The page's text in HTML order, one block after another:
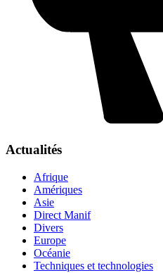
Actualités
Afrique
Amériques
Asie
Direct Manif
Divers
Europe
Océanie
Techniques et technologies